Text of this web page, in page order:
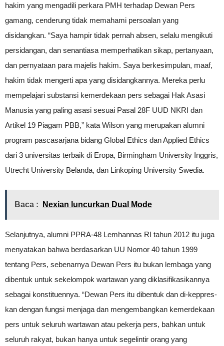
hakim yang mengadili perkara PMH terhadap Dewan Pers
gamang, cenderung tidak memahami persoalan yang
disidangkan. “Saya hampir tidak pernah absen, selalu mengikuti
persidangan, dan senantiasa memperhatikan sikap, pertanyaan,
dan pernyataan para majelis hakim. Saya berkesimpulan, maaf,
hakim tidak mengerti apa yang disidangkannya. Mereka perlu
mempelajari substansi kemerdekaan pers sebagai Hak Asasi
Manusia yang paling asasi sesuai Pasal 28F UUD NKRI dan
Artikel 19 Piagam PBB,” kata Wilson yang merupakan alumni
program pascasarjana bidang Global Ethics dan Applied Ethics
dari 3 universitas terbaik di Eropa, Birmingham University Inggris,
Utrecht University Belanda, dan Linkoping University Swedia.
Baca : Nexian luncurkan Dual Mode
Selanjutnya, alumni PPRA-48 Lemhannas RI tahun 2012 itu juga
menyatakan bahwa berdasarkan UU Nomor 40 tahun 1999
tentang Pers, sebenarnya Dewan Pers itu bukan lembaga yang
dibentuk untuk sekelompok wartawan yang diklasifikasikannya
sebagai konstituennya. “Dewan Pers itu dibentuk dan di-keppres-
kan dengan fungsi menjaga dan mengembangkan kemerdekaan
pers untuk seluruh wartawan atau pekerja pers, bahkan untuk
seluruh rakyat, bukan hanya untuk segelintir orang yang